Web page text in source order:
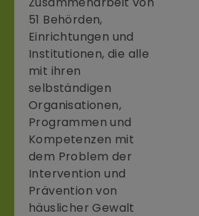
51 Behörden,
Einrichtungen und
Institutionen, die alle
mit ihren
selbständigen
Organisationen,
Programmen und
Kompetenzen mit
dem Problem der
Intervention und
Prävention von
häuslicher Gewalt